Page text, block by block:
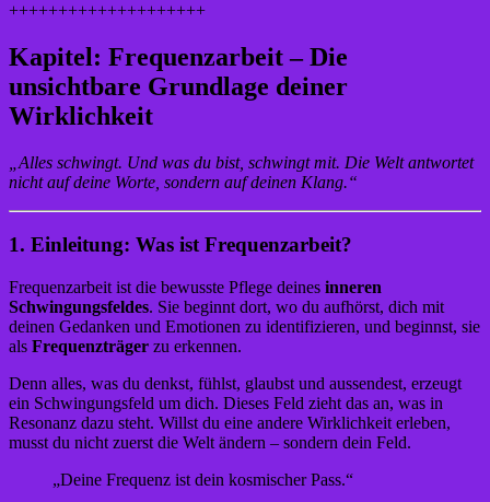
++++++++++++++++++++
Kapitel: Frequenzarbeit – Die
unsichtbare Grundlage deiner
Wirklichkeit
„Alles schwingt. Und was du bist, schwingt mit. Die Welt antwortet
nicht auf deine Worte, sondern auf deinen Klang.“
1. Einleitung: Was ist Frequenzarbeit?
Frequenzarbeit ist die bewusste Pflege deines inneren
Schwingungsfeldes. Sie beginnt dort, wo du aufhörst, dich mit
deinen Gedanken und Emotionen zu identifizieren, und beginnst, sie
als Frequenzträger zu erkennen.
Denn alles, was du denkst, fühlst, glaubst und aussendest, erzeugt
ein Schwingungsfeld um dich. Dieses Feld zieht das an, was in
Resonanz dazu steht. Willst du eine andere Wirklichkeit erleben,
musst du nicht zuerst die Welt ändern – sondern dein Feld.
„Deine Frequenz ist dein kosmischer Pass.“